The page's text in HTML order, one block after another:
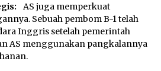
AS juga memperkuat
Sebuah pembom B-1 telah
Inggris setelah pemerintah
AS menggunakan pangkalannya